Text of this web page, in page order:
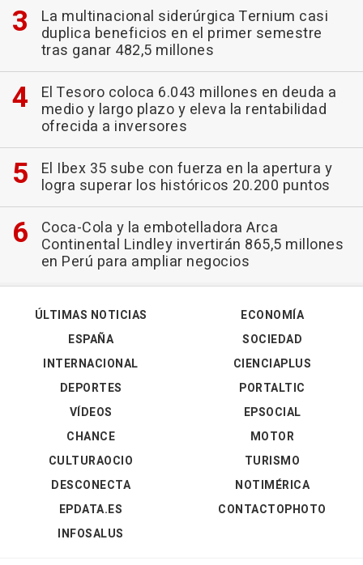
La multinacional siderúrgica Ternium casi
duplica beneficios en el primer semestre
tras ganar 482,5 millones
El Tesoro coloca 6.043 millones en deuda a
medio y largo plazo y eleva la rentabilidad
ofrecida a inversores
El Ibex 35 sube con fuerza en la apertura y
logra superar los históricos 20.200 puntos
Coca-Cola y la embotelladora Arca
Continental Lindley invertirán 865,5 millones
en Perú para ampliar negocios
ÚLTIMAS NOTICIAS
ESPAÑA
INTERNACIONAL
DEPORTES
VÍDEOS
ECONOMÍA
SOCIEDAD
CIENCIAPLUS
PORTALTIC
EPSOCIAL
CHANCE
CULTURAOCIO
DESCONECTA
EPDATA.ES
INFOSALUS
MOTOR
TURISMO
NOTIMÉRICA
CONTACTOPHOTO